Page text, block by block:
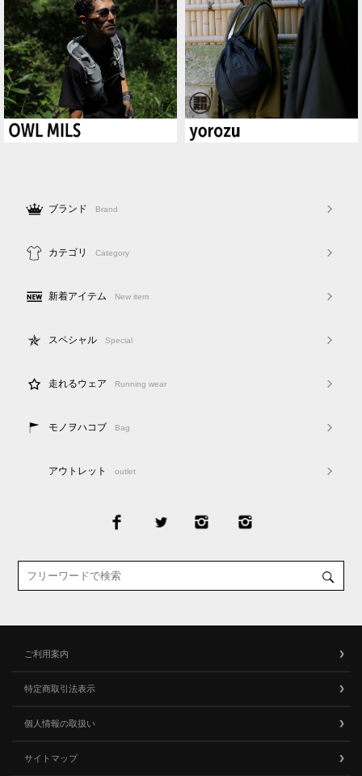
ブランド Brand
カテゴリ Category
新着アイテム New item
スペシャル Special
走れるウェア Running wear
モノヲハコブ Bag
アウトレット outlet
ご利用案内
特定商取引法表示
個人情報の取扱い
サイトマップ